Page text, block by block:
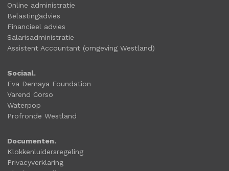
Online administratie
Belastingadvies
Financieel advies
Salarisadministratie
Assistent Accountant (omgeving Westland)
Sociaal.
Eva Demaya Foundation
Varend Corso
Waterpop
Profronde Westland
Documenten.
Klokkenluidersregeling
Privacyverklaring